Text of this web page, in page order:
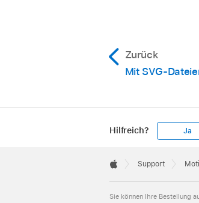
Zurück
Mit SVG-
Hilfreich? Ja
Footer

Support
Sie können Ihre Bestellung